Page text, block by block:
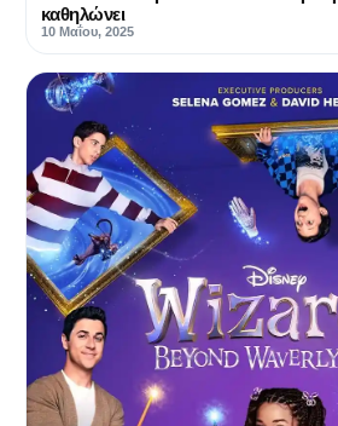
καθηλώνει
10 Μαΐου, 2025